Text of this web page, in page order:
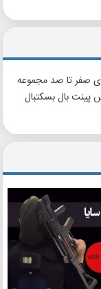
صفر تا صد مجموعه
پینت بال بسکتبال